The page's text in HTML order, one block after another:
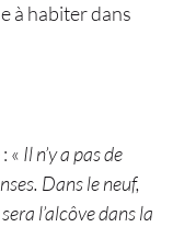
à habiter dans
« Il n’y a pas de
Dans le neuf,
l’alcôve dans la